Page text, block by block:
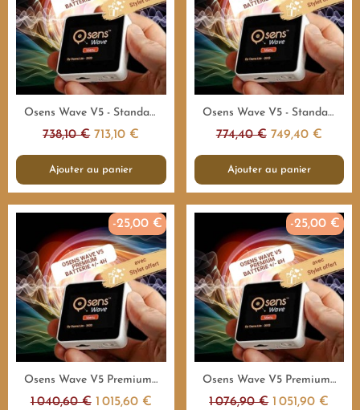
Aperçu rapide Osens Wave V5 - Standard 55.000Hz - 4H - Emetteur fréquences
738,10 € 713,10 €
Ajouter au panier
Aperçu rapide Osens Wave V5 - Standard 55.000Hz - 8H - Emetteur fréquences
774,40 € 749,40 €
Ajouter au panier
Aperçu rapide
-25,00 €
Osens Wave V5 Premium 1.000.000Hz - 4H - Emetteur fréquences
1 040,60 € 1 015,60 €
Aperçu rapide
-25,00 €
Osens Wave V5 Premium 1.000.000Hz - 8H - Emetteur fréquences
1 076,90 € 1 051,90 €